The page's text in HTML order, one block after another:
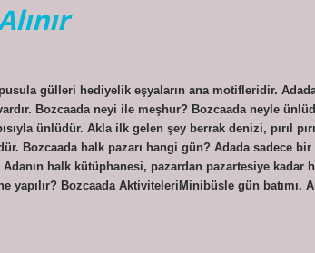
gülleri hediyelik eşyaların ana motifleridir.
Bozcaada neyi ile meşhur? Bozcaada neyle
ünlüdür. Akla ilk gelen şey berrak denizi, pırıl
Bozcaada halk pazarı hangi gün? Adada sadece bir
halk kütüphanesi, pazardan pazartesiye kadar
yapılır? Bozcaada AktiviteleriMinibüsle gün batımı.